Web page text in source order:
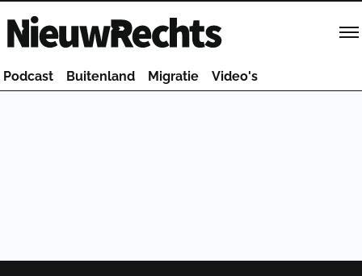
Homepage van NieuwRechts
Podcast Buitenland Migratie Video's